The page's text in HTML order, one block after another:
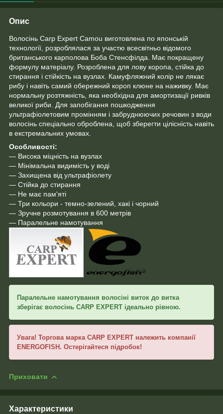
Опис
Волосінь Carp Expert Camou виготовлена по японській
технології, розроблялася за участю всесвітньо відомого
британського карполова Боба Стенсфілда. Має покращену
формулу матеріалу. Розроблена для лову коропа, стійка до
стирання і стійкість на вузлах. Камуфляжний колір не лякає
рибу і навіть самий обережний короп клюне на наживку. Має
нормальну розтяжність, яка необхідна для амортизації ривків
великої риби. Для запобігання пошкодження
ультрафіолетовим промінням і забруднюючих речовин з води
волосінь спеціально оброблена, щоб зберегти цілісність навіть
в екстремальних умовах.
Особливості:
— Висока міцність на вузлах
— Мінімальна видимість у воді
— Захищена від ультрафіолету
— Стійка до стирання
— Не має пам'яті
— Три кольори - темно-зелений, хакі і чорний
— Зручне розмотування в 600 метрів
— Паралельне намотування
Паралельне намотування волосіні виток до витка
зберігає волосінь CARP EXPERT ідеально рівною.
Увага! Торгова марка CARP EXPERT належить компанії
ENERGOFISH. Остерігайтеся підробок!
Приховати
Характеристики